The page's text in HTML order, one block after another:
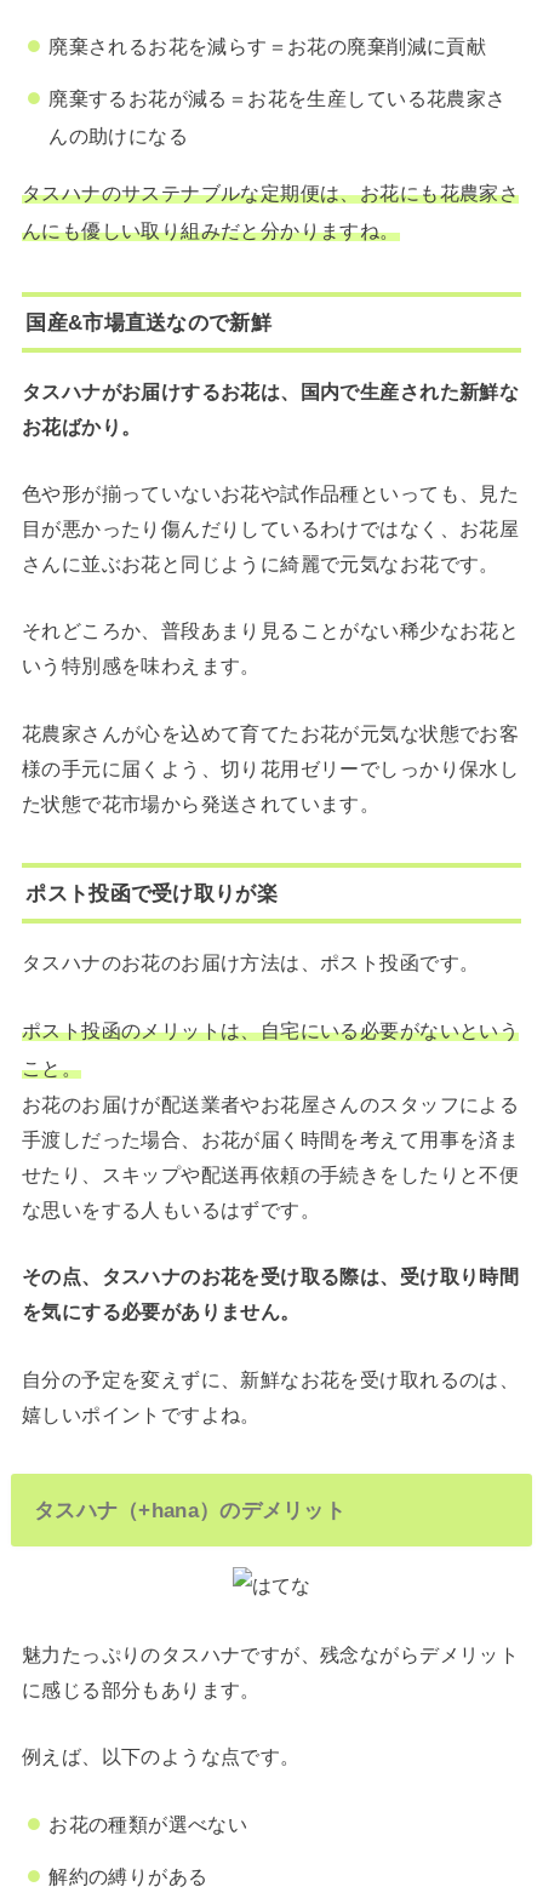
廃棄されるお花を減らす＝お花の廃棄削減に貢献
廃棄するお花が減る＝お花を生産している花農家さ
んの助けになる
タスハナのサステナブルな定期便は、お花にも花農家さ
んにも優しい取り組みだと分かりますね。
国産&市場直送なので新鮮
タスハナがお届けするお花は、国内で生産された新鮮な
お花ばかり。
色や形が揃っていないお花や試作品種といっても、見た
目が悪かったり傷んだりしているわけではなく、お花屋
さんに並ぶお花と同じように綺麗で元気なお花です。
それどころか、普段あまり見ることがない稀少なお花と
いう特別感を味わえます。
花農家さんが心を込めて育てたお花が元気な状態でお客
様の手元に届くよう、切り花用ゼリーでしっかり保水し
た状態で花市場から発送されています。
ポスト投函で受け取りが楽
タスハナのお花のお届け方法は、ポスト投函です。
ポスト投函のメリットは、自宅にいる必要がないという
こと。
お花のお届けが配送業者やお花屋さんのスタッフによる
手渡しだった場合、お花が届く時間を考えて用事を済ま
せたり、スキップや配送再依頼の手続きをしたりと不便
な思いをする人もいるはずです。
その点、タスハナのお花を受け取る際は、受け取り時間
を気にする必要がありません。
自分の予定を変えずに、新鮮なお花を受け取れるのは、
嬉しいポイントですよね。
タスハナ（+hana）のデメリット
魅力たっぷりのタスハナですが、残念ながらデメリット
に感じる部分もあります。
例えば、以下のような点です。
お花の種類が選べない
解約の縛りがある